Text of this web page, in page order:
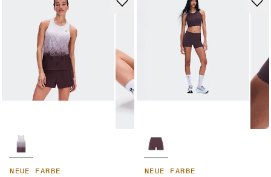
NEUE FARBE NEUE FARBE